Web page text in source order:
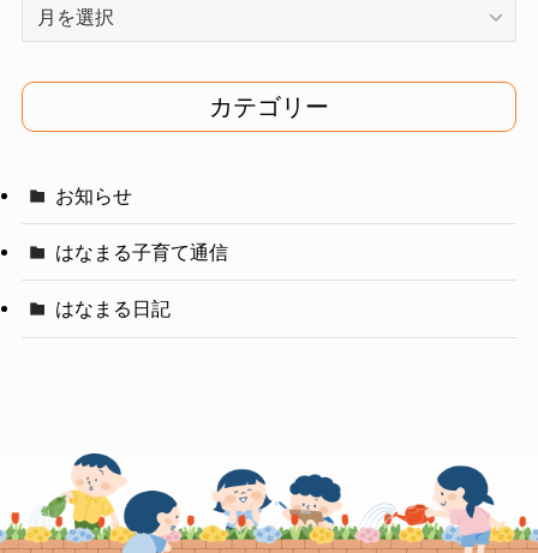
イ
ブ
カテゴリー
お知らせ
はなまる子育て通信
はなまる日記